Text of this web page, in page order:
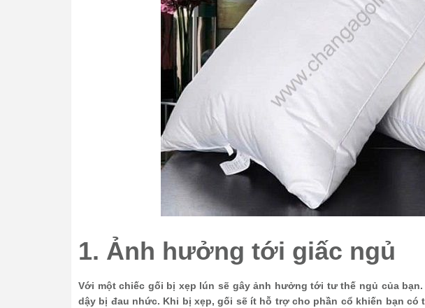
1. Ảnh hưởng tới giấc ngủ
Với một chiếc gối bị xẹp lún sẽ gây ảnh hưởng tới tư thế ngủ của
dậy bị đau nhức. Khi bị xẹp, gối sẽ ít hỗ trợ cho phần cổ khiến bạn có